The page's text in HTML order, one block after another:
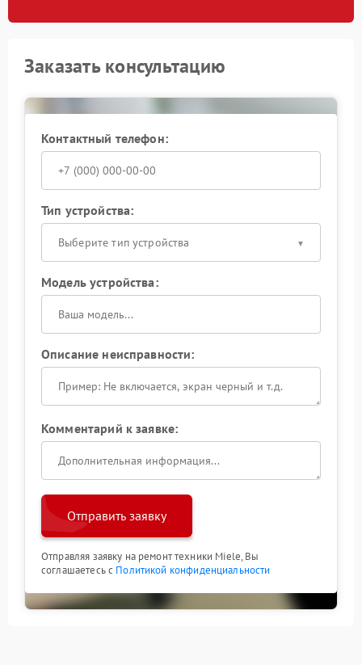
Заказать консультацию
Контактный телефон:
Тип устройства:
Выберите тип устройства
Модель устройства:
Описание неисправности:
Комментарий к заявке:
Отправить заявку
Отправляя заявку на ремонт техники Miele, Вы
соглашаетесь с Политикой конфиденциальности